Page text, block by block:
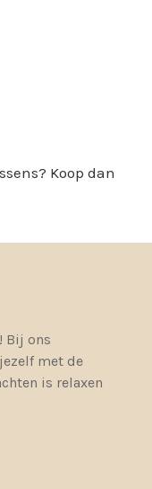
Koop dan
Bij ons
met de
is relaxen